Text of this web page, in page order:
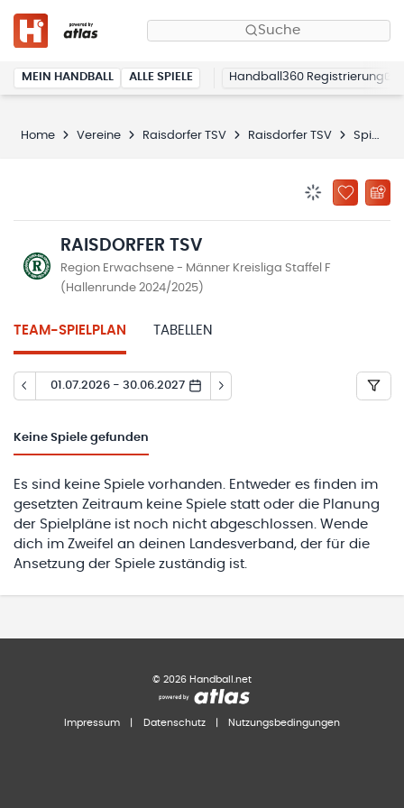
Suche
MEIN HANDBALL ALLE SPIELE Handball360 Registrierung
Home Vereine Raisdorfer TSV Raisdorfer TSV Spielplan
ZU
RAISDORFER TSV
Region Erwachsene - Männer Kreisliga Staffel F
(Hallenrunde 2024/2025)
TEAM-SPIELPLAN TABELLEN
01.07.2026 - 30.06.2027
Keine Spiele gefunden
Es sind keine Spiele vorhanden. Entweder es finden im
gesetzten Zeitraum keine Spiele statt oder die Planung
der Spielpläne ist noch nicht abgeschlossen. Wende
dich im Zweifel an deinen Landesverband, der für die
Ansetzung der Spiele zuständig ist.
© 2026 Handball.net
Impressum Datenschutz Nutzungsbedingungen